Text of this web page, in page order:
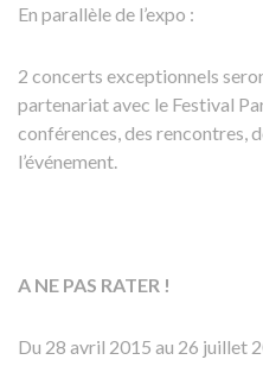
En parallèle de l’expo :
2 concerts exceptionnels
partenariat avec le Festival
conférences, des rencontres,
l’événement.
A NE PAS RATER !
Du 28 avril 2015 au 26 juillet